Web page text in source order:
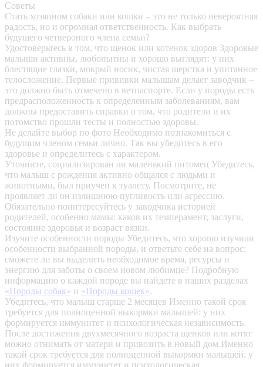
Советы
Стать хозяином собаки или кошки – это не только невероятная
радость, но и огромная ответственность. Как выбрать
будущего четвероного члена семьи?
Удостоверьтесь в том, что щенок или котенок здоров Здоровые
малыши активны, любопытны и хорошо выглядят: у них
блестящие глазки, мокрый носик, чистая шерстка и упитанное
телосложение. Первые прививки малышам делает заводчик –
это должно быть отмечено в ветпаспорте. Если у породы есть
предрасположенность к определенным заболеваниям, вам
должны предоставить справки о том, что родители и их
потомство прошли тесты и полностью здоровы.
Не делайте выбор по фото Необходимо познакомиться с
будущим членом семьи лично. Так вы убедитесь в его
здоровье и определитесь с характером.
Уточните, социализирован ли маленький питомец Убедитесь,
что малыш с рождения активно общался с людьми и
животными, был приучен к туалету. Посмотрите, не
проявляет ли он излишнюю пугливость или агрессию.
Обязательно поинтересуйтесь у заводчика историей
родителей, особенно мамы: каков их темперамент, заслуги,
состояние здоровья и возраст вязки.
Изучите особенности породы Убедитесь, что хорошо изучили
особенности выбранной породы, и ответьте себе на вопрос:
сможете ли вы выделить необходимое время, ресурсы и
энергию для заботы о своем новом любимце? Подробную
информацию о каждой породе вы найдете в наших разделах
«Породы собак» и «Породы кошек».
Убедитесь, что малыш старше 2 месяцев Именно такой срок
требуется для полноценной выкормки малышей: у них
формируется иммунитет и психологическая независимость.
После достижения двухмесячного возраста щенков или котят
можно отнимать от матери и привозить в новый дом.Именно
такой срок требуется для полноценной выкормки малышей: у